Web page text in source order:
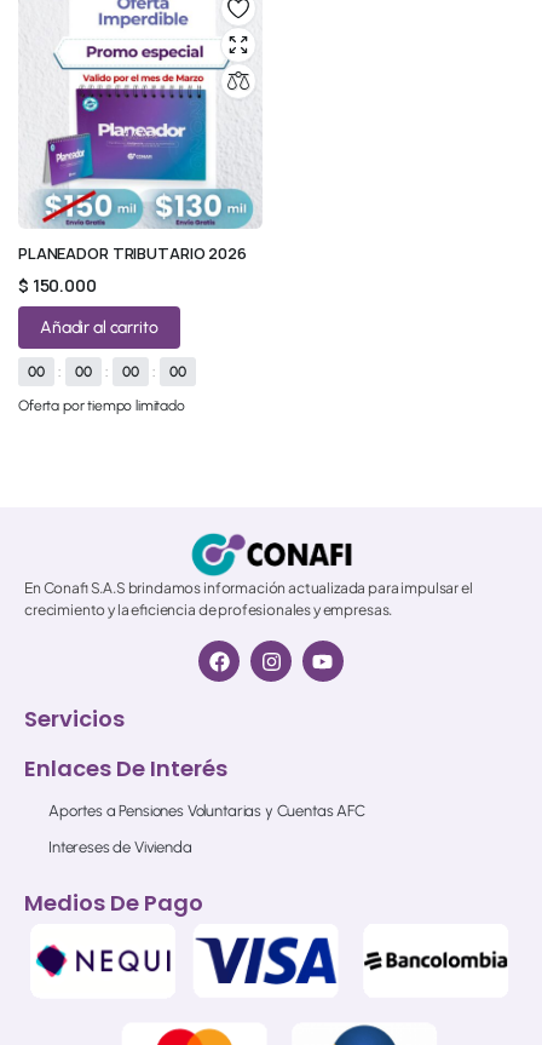
PLANEADOR TRIBUTARIO 2026
$ 150.000
Añadir al carrito
00 : 00 : 00 :
00
Oferta por tiempo limitado
En Conafi S.A.S brindamos información actualizada para impulsar el
crecimiento y la eficiencia de profesionales y empresas.
Servicios
Enlaces De Interés
Aportes a Pensiones Voluntarias y Cuentas AFC
Intereses de Vivienda
Medios De Pago